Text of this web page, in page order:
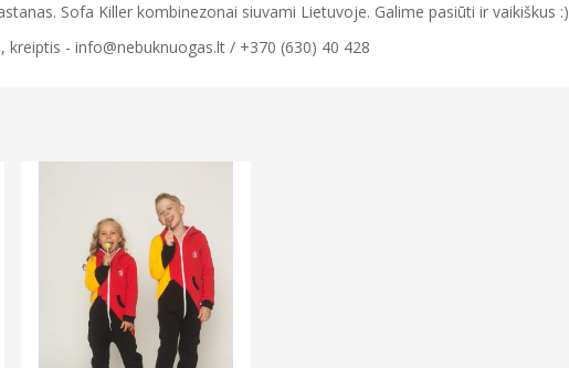
Sofa Killer kombinezonai siuvami Lietuvoje. Galime pasiūti ir vaikiškus :)
kreiptis - info@nebuknuogas.lt / +370 (630) 40 428